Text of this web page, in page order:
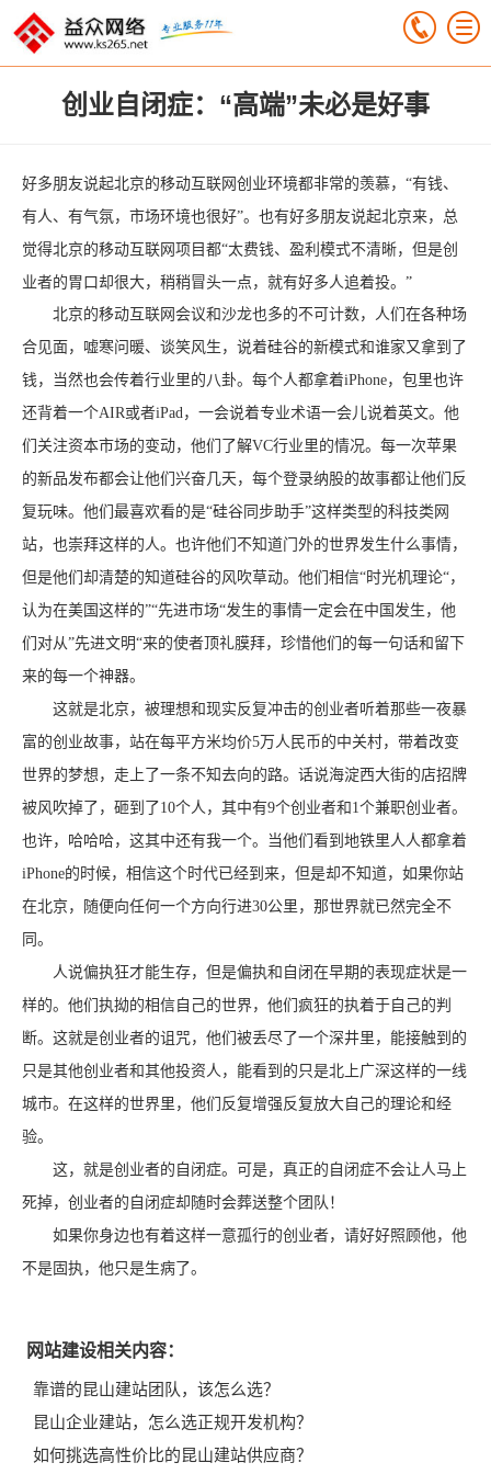
创业自闭症：“高端”未必是好事
好多朋友说起北京的移动互联网创业环境都非常的羡慕，“有钱、
有人、有气氛，市场环境也很好”。也有好多朋友说起北京来，总
觉得北京的移动互联网项目都“太费钱、盈利模式不清晰，但是创
业者的胃口却很大，稍稍冒头一点，就有好多人追着投。”
北京的移动互联网会议和沙龙也多的不可计数，人们在各种场
合见面，嘘寒问暖、谈笑风生，说着硅谷的新模式和谁家又拿到了
钱，当然也会传着行业里的八卦。每个人都拿着iPhone，包里也许
还背着一个AIR或者iPad，一会说着专业术语一会儿说着英文。他
们关注资本市场的变动，他们了解VC行业里的情况。每一次苹果
的新品发布都会让他们兴奋几天，每个登录纳股的故事都让他们反
复玩味。他们最喜欢看的是“硅谷同步助手”这样类型的科技类网
站，也崇拜这样的人。也许他们不知道门外的世界发生什么事情，
但是他们却清楚的知道硅谷的风吹草动。他们相信“时光机理论“，
认为在美国这样的”“先进市场“发生的事情一定会在中国发生，他
们对从”先进文明“来的使者顶礼膜拜，珍惜他们的每一句话和留下
来的每一个神器。
这就是北京，被理想和现实反复冲击的创业者听着那些一夜暴
富的创业故事，站在每平方米均价5万人民币的中关村，带着改变
世界的梦想，走上了一条不知去向的路。话说海淀西大街的店招牌
被风吹掉了，砸到了10个人，其中有9个创业者和1个兼职创业者。
也许，哈哈哈，这其中还有我一个。当他们看到地铁里人人都拿着
iPhone的时候，相信这个时代已经到来，但是却不知道，如果你站
在北京，随便向任何一个方向行进30公里，那世界就已然完全不
同。
人说偏执狂才能生存，但是偏执和自闭在早期的表现症状是一
样的。他们执拗的相信自己的世界，他们疯狂的执着于自己的判
断。这就是创业者的诅咒，他们被丢尽了一个深井里，能接触到的
只是其他创业者和其他投资人，能看到的只是北上广深这样的一线
城市。在这样的世界里，他们反复增强反复放大自己的理论和经
验。
这，就是创业者的自闭症。可是，真正的自闭症不会让人马上
死掉，创业者的自闭症却随时会葬送整个团队！
如果你身边也有着这样一意孤行的创业者，请好好照顾他，他
不是固执，他只是生病了。
网站建设相关内容：
靠谱的昆山建站团队，该怎么选？
昆山企业建站，怎么选正规开发机构？
如何挑选高性价比的昆山建站供应商？